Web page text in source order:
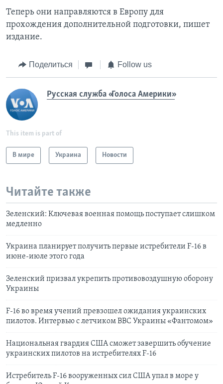
Теперь они направляются в Европу для
прохождения дополнительной подготовки, пишет
издание.
Поделиться Follow us
Русская служба «Голоса Америки»
This item is part of
В мире Украина Новости
Читайте также
Зеленский: Ключевая военная помощь поступает слишком
медленно
Украина планирует получить первые истребители F-16 в
июне-июле этого года
Зеленский призвал укрепить противовоздушную оборону
Украины
F-16 во время учений превзошел ожидания украинских
пилотов. Интервью с летчиком ВВС Украины «Фантомом»
Национальная гвардия США сможет завершить обучение
украинских пилотов на истребителях F-16
Истребитель F-16 вооруженных сил США упал в море у